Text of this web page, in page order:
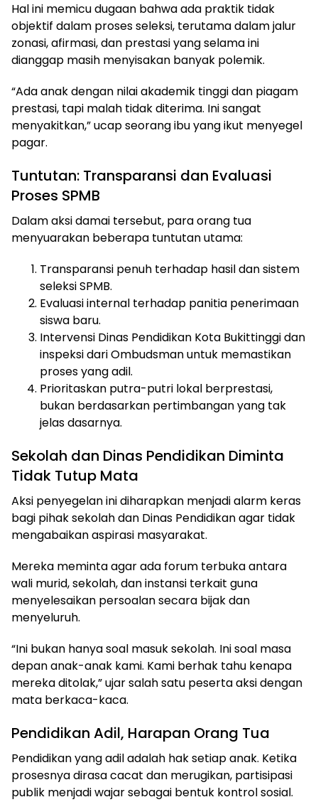
Hal ini memicu dugaan bahwa ada praktik tidak
objektif dalam proses seleksi, terutama dalam jalur
zonasi, afirmasi, dan prestasi yang selama ini
dianggap masih menyisakan banyak polemik.
“Ada anak dengan nilai akademik tinggi dan piagam
prestasi, tapi malah tidak diterima. Ini sangat
menyakitkan,” ucap seorang ibu yang ikut menyegel
pagar.
Tuntutan: Transparansi dan Evaluasi
Proses SPMB
Dalam aksi damai tersebut, para orang tua
menyuarakan beberapa tuntutan utama:
Transparansi penuh terhadap hasil dan sistem
seleksi SPMB.
Evaluasi internal terhadap panitia penerimaan
siswa baru.
Intervensi Dinas Pendidikan Kota Bukittinggi dan
inspeksi dari Ombudsman untuk memastikan
proses yang adil.
Prioritaskan putra-putri lokal berprestasi,
bukan berdasarkan pertimbangan yang tak
jelas dasarnya.
Sekolah dan Dinas Pendidikan Diminta
Tidak Tutup Mata
Aksi penyegelan ini diharapkan menjadi alarm keras
bagi pihak sekolah dan Dinas Pendidikan agar tidak
mengabaikan aspirasi masyarakat.
Mereka meminta agar ada forum terbuka antara
wali murid, sekolah, dan instansi terkait guna
menyelesaikan persoalan secara bijak dan
menyeluruh.
“Ini bukan hanya soal masuk sekolah. Ini soal masa
depan anak-anak kami. Kami berhak tahu kenapa
mereka ditolak,” ujar salah satu peserta aksi dengan
mata berkaca-kaca.
Pendidikan Adil, Harapan Orang Tua
Pendidikan yang adil adalah hak setiap anak. Ketika
prosesnya dirasa cacat dan merugikan, partisipasi
publik menjadi wajar sebagai bentuk kontrol sosial.